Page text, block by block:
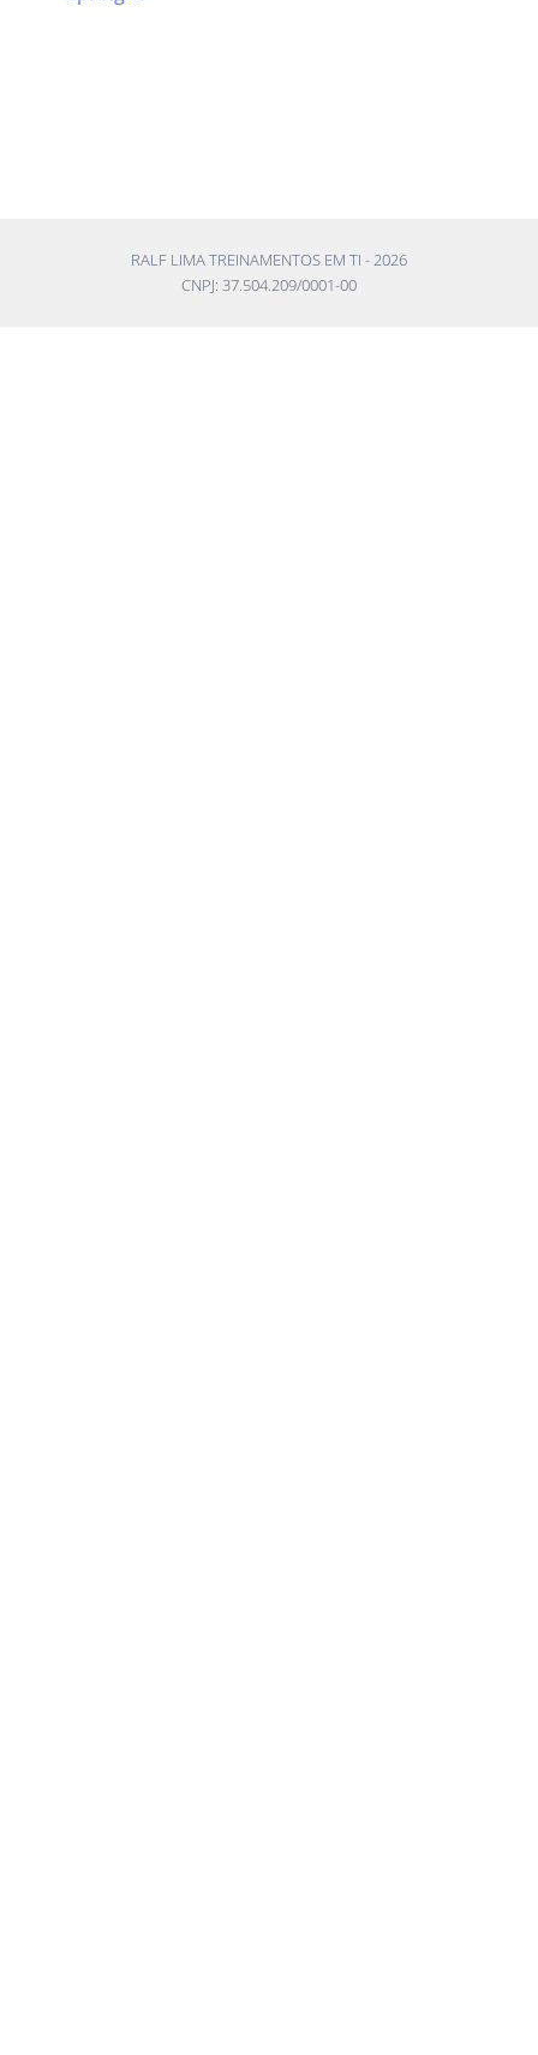
RALF LIMA TREINAMENTOS EM TI -2026
CNPJ: 37.504.209/0001-00